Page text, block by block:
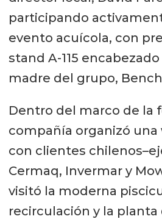
participando
evento acuícola, con
stand A-115
madre del grupo,
Dentro del marco de la
compañía organizó una
con clientes
Cermaq, Invermar y
visitó la moderna
recirculación y la planta